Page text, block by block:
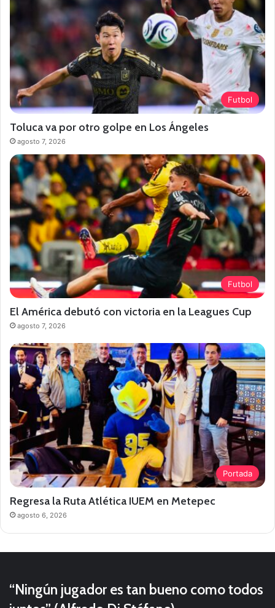
Futbol
Toluca va por otro golpe en Los Ángeles
agosto 7, 2026
Futbol
El América debutó con victoria en la Leagues Cup
agosto 7, 2026
Portada
Regresa la Ruta Atlética IUEM en Metepec
agosto 6, 2026
“Ningún jugador es tan bueno como todos